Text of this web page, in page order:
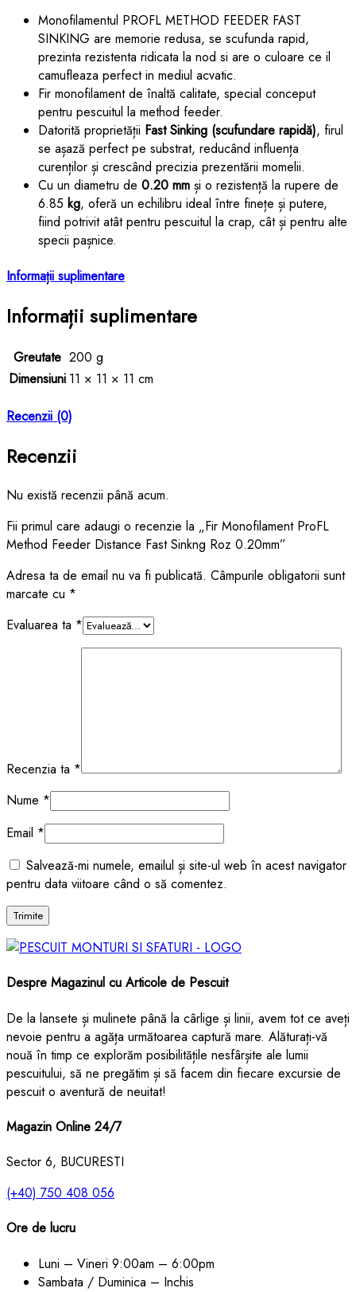
Monofilamentul PROFL METHOD FEEDER FAST
SINKING are memorie redusa, se scufunda rapid,
prezinta rezistenta ridicata la nod si are o culoare ce il
camufleaza perfect in mediul acvatic.
Fir monofilament de înaltă calitate, special conceput
pentru pescuitul la method feeder.
Datorită proprietății Fast Sinking (scufundare rapidă), firul
se așază perfect pe substrat, reducând influența
curenților și crescând precizia prezentării momelii.
Cu un diametru de 0.20 mm și o rezistență la rupere de
6.85 kg, oferă un echilibru ideal între finețe și putere,
fiind potrivit atât pentru pescuitul la crap, cât și pentru alte
specii pașnice.
Informații suplimentare
Informații suplimentare
Greutate 200 g
Dimensiuni 11 × 11 × 11 cm
Recenzii (0)
Recenzii
Nu există recenzii până acum.
Fii primul care adaugi o recenzie la „Fir Monofilament ProFL
Method Feeder Distance Fast Sinkng Roz 0.20mm”
Adresa ta de email nu va fi publicată. Câmpurile obligatorii sunt
marcate cu *
Evaluarea ta *
Recenzia ta *
Nume *
Email *
Salvează-mi numele, emailul și site-ul web în acest navigator
pentru data viitoare când o să comentez.
Despre Magazinul cu Articole de Pescuit
De la lansete și mulinete până la cârlige și linii, avem tot ce aveți
nevoie pentru a agăța următoarea captură mare. Alăturați-vă
nouă în timp ce explorăm posibilitățile nesfârșite ale lumii
pescuitului, să ne pregătim și să facem din fiecare excursie de
pescuit o aventură de neuitat!
Magazin Online 24/7
Sector 6, BUCURESTI
(+40) 750 408 056
Ore de lucru
Luni – Vineri 9:00am – 6:00pm
Sambata / Duminica – Inchis